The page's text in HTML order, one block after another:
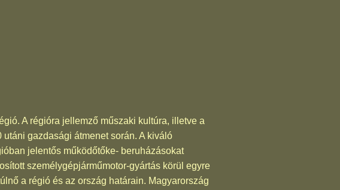
A régióra jellemző műszaki kultúra, illetve a
gazdasági átmenet során. A kiváló
jelentős működőtőke- beruházásokat
személygépjárműmotor-gyártás körül egyre
a régió és az ország határain. Magyarország